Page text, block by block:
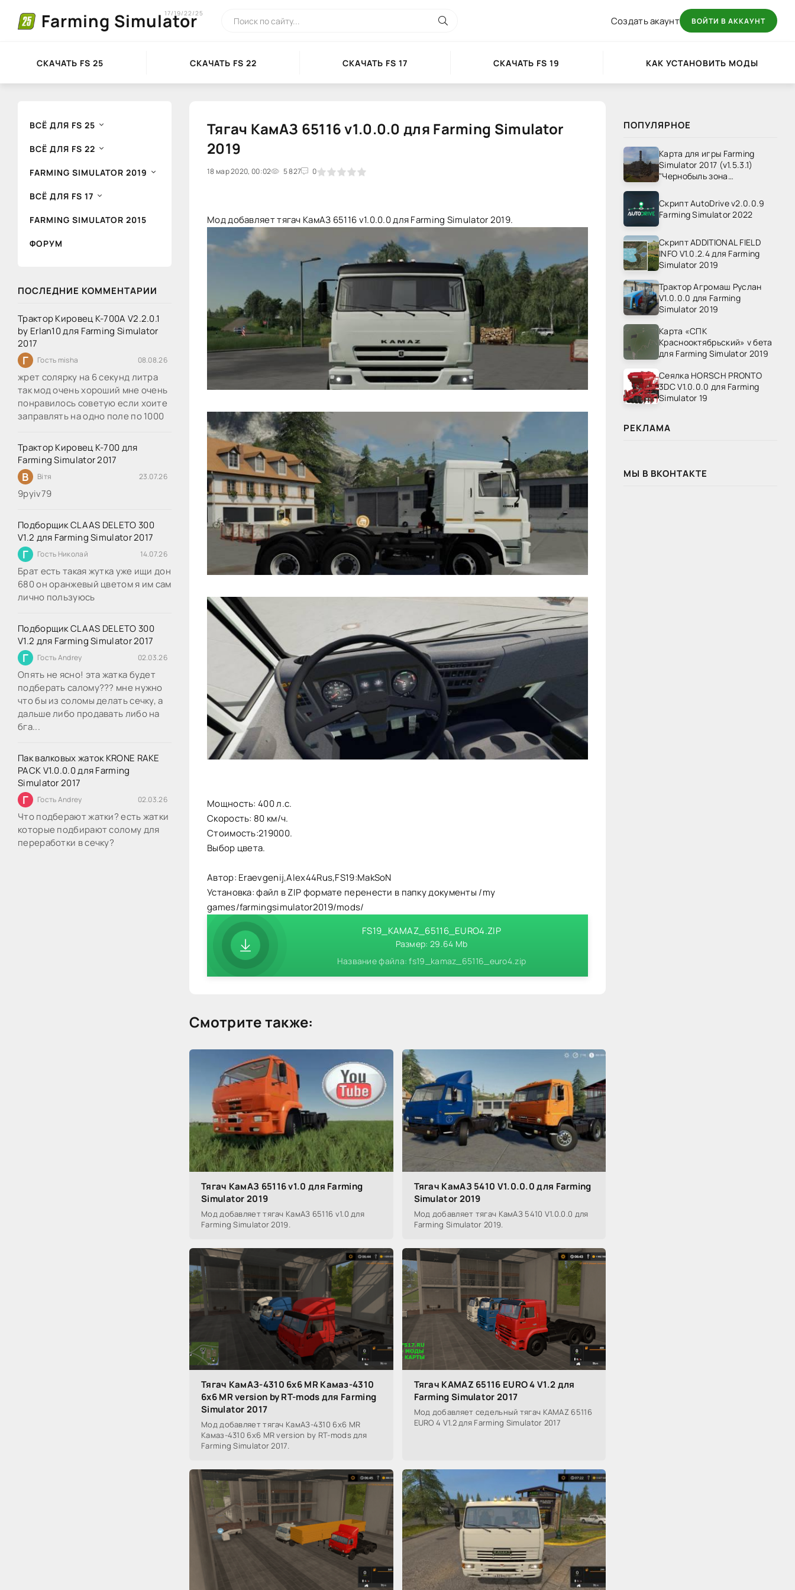
Farming Simulator
17/19/22/25
Создать акаунт ВОЙТИ В АККАУНТ
СКАЧАТЬ FS 25 СКАЧАТЬ FS 22 СКАЧАТЬ FS 17 СКАЧАТЬ FS 19 КАК УСТАНОВИТЬ МОДЫ
ВСЁ ДЛЯ FS 25
ВСЁ ДЛЯ FS 22
FARMING SIMULATOR 2019
ВСЁ ДЛЯ FS 17
FARMING SIMULATOR 2015
ФОРУМ
ПОСЛЕДНИЕ КОММЕНТАРИИ
Трактор Кировец К-700А V2.2.0.1
by Erlan10 для Farming Simulator
2017
Г Гость misha 08.08.26
жрет солярку на 6 секунд литра
так мод очень хороший мне очень
понравилось советую если хоите
заправлять на одно поле по 1000
Трактор Кировец К-700 для
Farming Simulator 2017
В Вітя 23.07.26
9руіv79
Подборщик CLAAS DELETO 300
V1.2 для Farming Simulator 2017
Г Гость Николай 14.07.26
Брат есть такая жутка уже ищи дон
680 он оранжевый цветом я им сам
лично пользуюсь
Подборщик CLAAS DELETO 300
V1.2 для Farming Simulator 2017
Г Гость Andrey 02.03.26
Опять не ясно! эта жатка будет
подберать салому??? мне нужно
что бы из соломы делать сечку, а
дальше либо продавать либо на
бга...
Пак валковых жаток KRONE RAKE
PACK V1.0.0.0 для Farming
Simulator 2017
Г Гость Andrey 02.03.26
Что подберают жатки? есть жатки
которые подбирают солому для
переработки в сечку?
Тягач КамАЗ 65116 v1.0.0.0 для Farming Simulator
2019
18 мар 2020, 00:02 5 827 0
1 2 3 4 5
Мод добавляет тягач КамАЗ 65116 v1.0.0.0 для Farming Simulator 2019.
Мощность: 400 л.с.
Скорость: 80 км/ч.
Стоимость:219000.
Выбор цвета.
Автор: Eraevgenij,Alex44Rus,FS19:MakSoN
Установка: файл в ZIP формате перенести в папку документы /my
games/farmingsimulator2019/mods/
FS19_KAMAZ_65116_EURO4.ZIP
Размер: 29.64 Mb
Название файла: fs19_kamaz_65116_euro4.zip
Смотрите также:
Тягач КамАЗ 65116 v1.0 для Farming
Simulator 2019
Мод добавляет тягач КамАЗ 65116 v1.0 для
Farming Simulator 2019.
Тягач КамАЗ 5410 V1.0.0.0 для Farming
Simulator 2019
Мод добавляет тягач КамАЗ 5410 V1.0.0.0 для
Farming Simulator 2019.
Тягач КамАЗ-4310 6х6 MR Камаз-4310
6х6 MR version by RT-mods для Farming
Simulator 2017
Мод добавляет тягач КамАЗ-4310 6х6 MR
Камаз-4310 6х6 MR version by RT-mods для
Farming Simulator 2017.
Тягач KAMAZ 65116 EURO 4 V1.2 для
Farming Simulator 2017
Мод добавляет седельный тягач KAMAZ 65116
EURO 4 V1.2 для Farming Simulator 2017
ПОПУЛЯРНОЕ
Карта для игры Farming
Simulator 2017 (v1.5.3.1)
"Чернобыль зона
Скрипт AutoDrive v2.0.0.9
Farming Simulator 2022
Скрипт ADDITIONAL FIELD
INFO V1.0.2.4 для Farming
Simulator 2019
Трактор Агромаш Руслан
V1.0.0.0 для Farming
Simulator 2019
Карта «СПК
Краснооктябрьский» v бета
для Farming Simulator 2019
Сеялка HORSCH PRONTO
3DC V1.0.0.0 для Farming
Simulator 19
РЕКЛАМА
МЫ В ВКОНТАКТЕ